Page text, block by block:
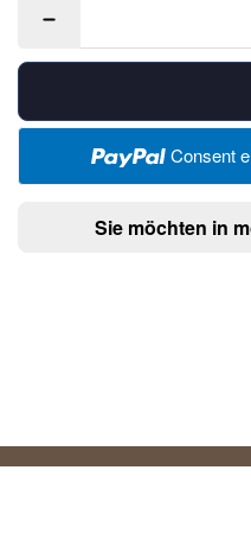
Consent
Sie möchten in